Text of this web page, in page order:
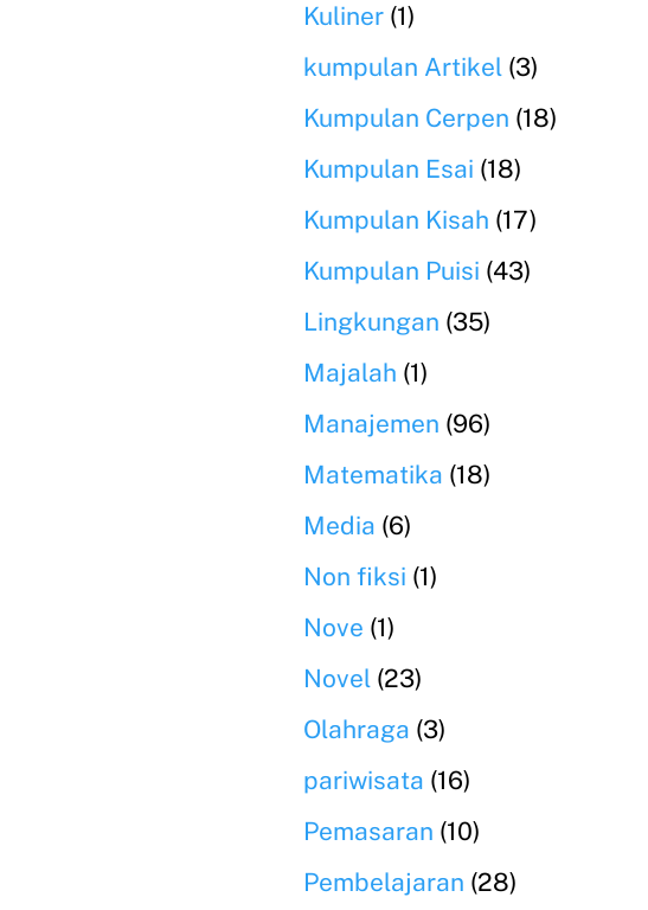
Kuliner (1)
kumpulan Artikel (3)
Kumpulan Cerpen (18)
Kumpulan Esai (18)
Kumpulan Kisah (17)
Kumpulan Puisi (43)
Lingkungan (35)
Majalah (1)
Manajemen (96)
Matematika (18)
Media (6)
Non fiksi (1)
Nove (1)
Novel (23)
Olahraga (3)
pariwisata (16)
Pemasaran (10)
Pembelajaran (28)